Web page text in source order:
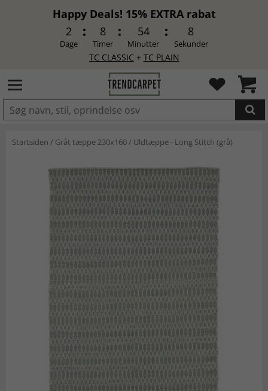
Happy Deals! 15% EXTRA rabat
2
Dage
8
Timer
54
Minutter
7
Sekunder
TC CLASSIC + TC PLAIN
LAGT I INDKØBSKURVEN.
Startsiden / Gråt tæppe 230x160/ Uldtæppe - Long Stitch (grå)